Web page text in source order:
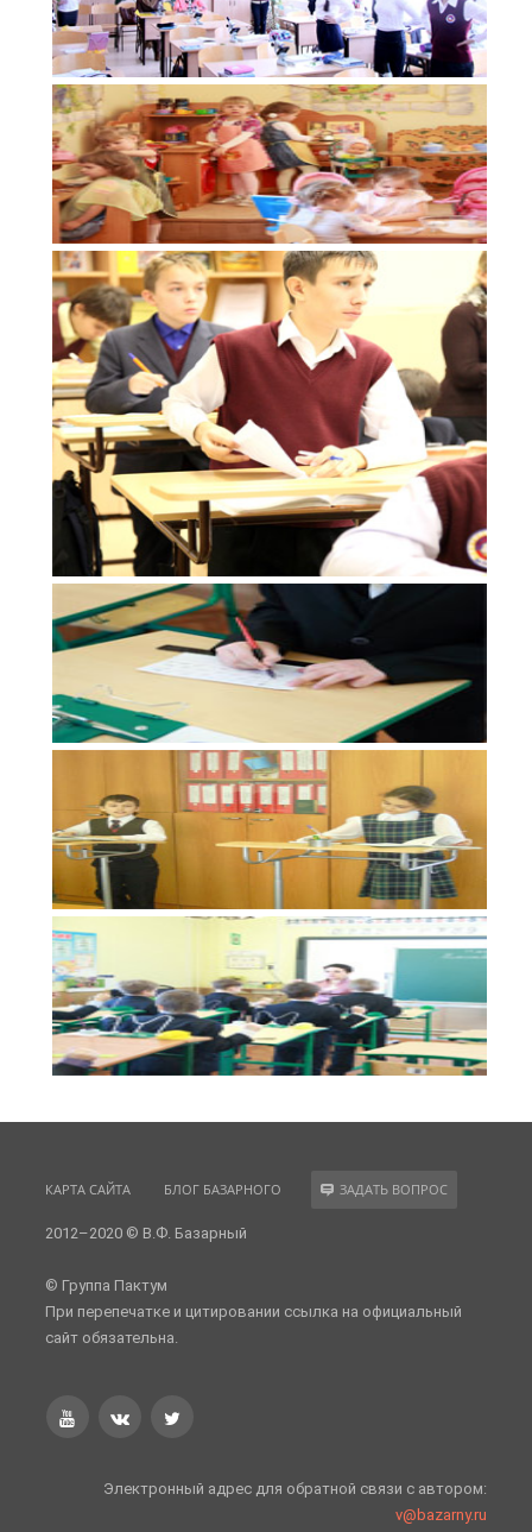
КАРТА САЙТА БЛОГ БАЗАРНОГО ЗАДАТЬ ВОПРОС
2012–2020 © В.Ф. Базарный
© Группа Пактум
При перепечатке и цитировании ссылка на официальный
сайт обязательна.
Электронный адрес для обратной связи с автором:
v@bazarny.ru